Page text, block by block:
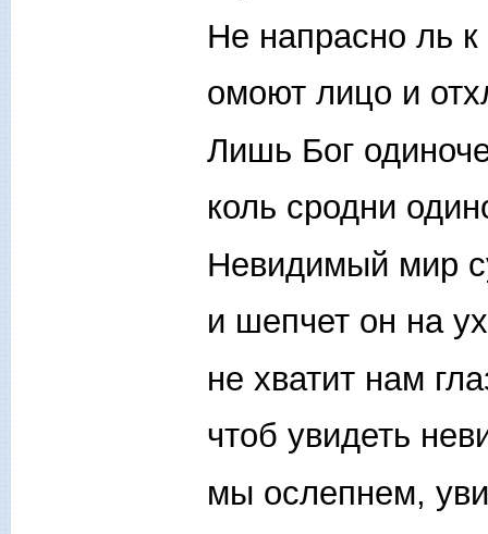
Не напрасно ль
омоют лицо и
Лишь Бог
коль сродни
Невидимый мир
и шепчет он на
не хватит нам
чтоб увидеть
мы ослепнем,